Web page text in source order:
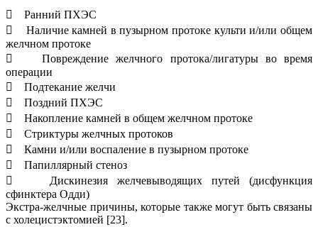
 Ранний ПХЭС
 Наличие камней в пузырном протоке культи и/или общем
желчном протоке
 Повреждение желчного протока/лигатуры во время
операции
 Подтекание желчи
 Поздний ПХЭС
 Накопление камней в общем желчном протоке
 Стриктуры желчных протоков
 Камни и/или воспаление в пузырном протоке
 Папиллярный стеноз
 Дискинезия желчевыводящих путей (дисфункция
сфинктера Одди)
Экстра-желчные причины, которые также могут быть связаны
с холецистэктомией [23].